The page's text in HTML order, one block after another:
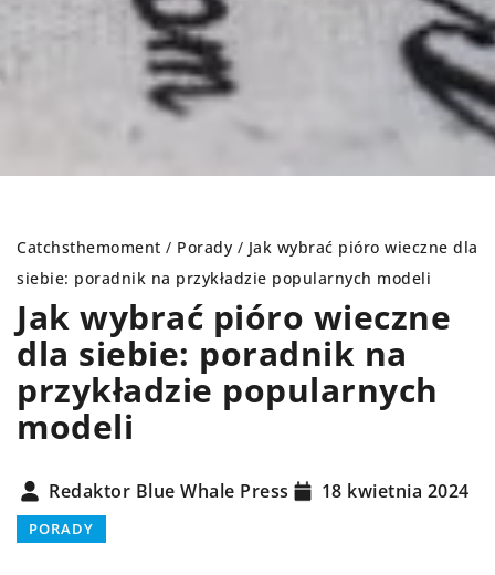
Catchsthemoment / Porady / Jak wybrać pióro wieczne dla
siebie: poradnik na przykładzie popularnych modeli
Jak wybrać pióro wieczne
dla siebie: poradnik na
przykładzie popularnych
modeli
Redaktor Blue Whale Press 18 kwietnia 2024
PORADY